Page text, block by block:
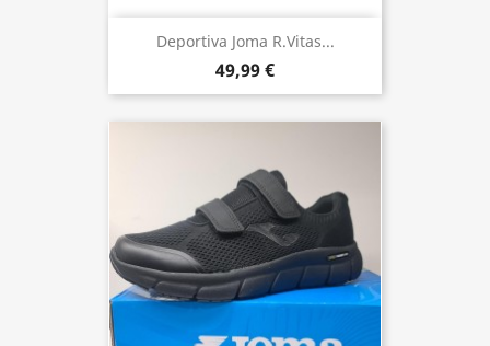
Deportiva Joma R.Vitas...
49,99 €